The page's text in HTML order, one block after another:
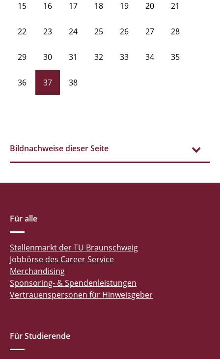
15 16 17 18 19 20 21
22 23 24 25 26 27 28
29 30 31 32 33 34 35
36 37 38
Bildnachweise dieser Seite
Für alle
Stellenmarkt der TU Braunschweig
Jobbörse des Career Service
Merchandising
Sponsoring- & Spendenleistungen
Vertrauenspersonen für Hinweisgeber
Für Studierende